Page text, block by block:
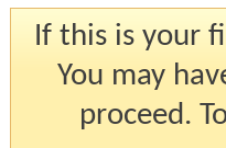
If this is your
You may
proceed.